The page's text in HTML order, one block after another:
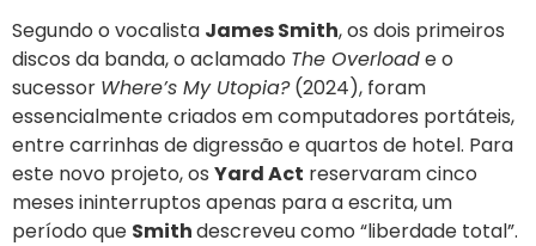
Segundo o vocalista James Smith, os dois primeiros
discos da banda, o aclamado The Overloade o
sucessor Where’s My Utopia?(2024), foram
essencialmente criados em computadores portáteis,
entre carrinhas de digressão e quartos de hotel. Para
este novo projeto, os Yard Act reservaram cinco
meses ininterruptos apenas para a escrita, um
período que Smithdescreveu como “liberdade total”.